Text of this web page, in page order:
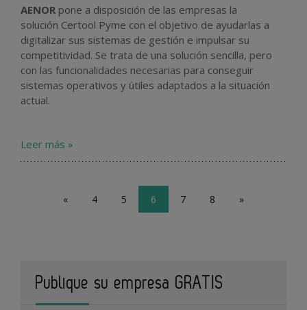
AENOR pone a disposición de las empresas la
solución Certool Pyme con el objetivo de ayudarlas a
digitalizar sus sistemas de gestión e impulsar su
competitividad. Se trata de una solución sencilla, pero
con las funcionalidades necesarias para conseguir
sistemas operativos y útiles adaptados a la situación
actual.
Leer más »
« 4 5 6 7 8 »
Publique su empresa GRATIS